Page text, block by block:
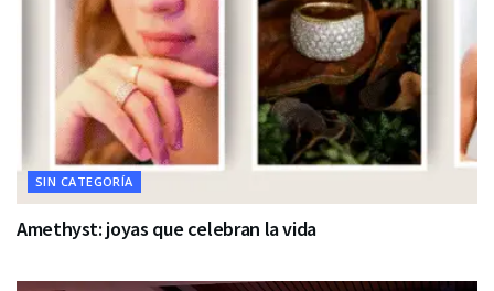
SIN CATEGORÍA
Amethyst: joyas que celebran la vida